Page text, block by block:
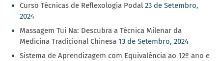
Curso Técnicas de Reflexologia Podal 23 de Setembro,
2024
Massagem Tui Na: Descubra a Técnica Milenar da
Medicina Tradicional Chinesa 13 de Setembro, 2024
Sistema de Aprendizagem com Equivalência ao 12º ano e